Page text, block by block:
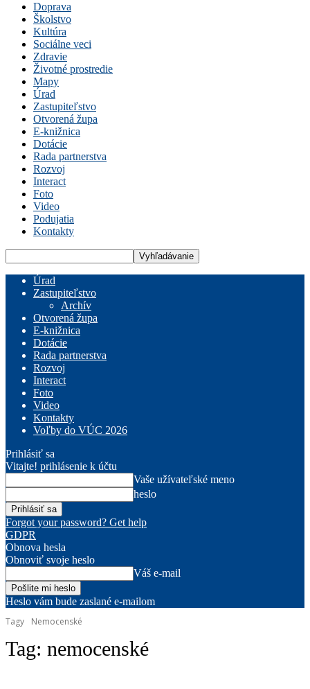
Doprava
Školstvo
Kultúra
Sociálne veci
Zdravie
Životné prostredie
Mapy
Úrad
Zastupiteľstvo
Otvorená župa
E-knižnica
Dotácie
Rada partnerstva
Rozvoj
Interact
Foto
Video
Podujatia
Kontakty
Úrad
Zastupiteľstvo
Archív
Otvorená župa
E-knižnica
Dotácie
Rada partnerstva
Rozvoj
Interact
Foto
Video
Kontakty
Voľby do VÚC 2026
Prihlásiť sa
Vitajte! prihlásenie k účtu
Vaše užívateľské meno
heslo
Forgot your password? Get help
GDPR
Obnova hesla
Obnoviť svoje heslo
Váš e-mail
Heslo vám bude zaslané e-mailom
Tagy
Nemocenské
Tag: nemocenské